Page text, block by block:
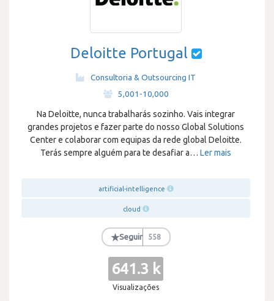
Deloitte Portugal
Consultoria & Outsourcing IT
5,001-10,000
Na Deloitte, nunca trabalharás sozinho. Vais integrar
grandes projetos e fazer parte do nosso Global Solutions
Center e colaborar com equipas da rede global Deloitte.
Terás sempre alguém para te desafiar a… Ler mais
artificial-intelligence
cloud
★Seguir 558
641.3 k
Visualizações